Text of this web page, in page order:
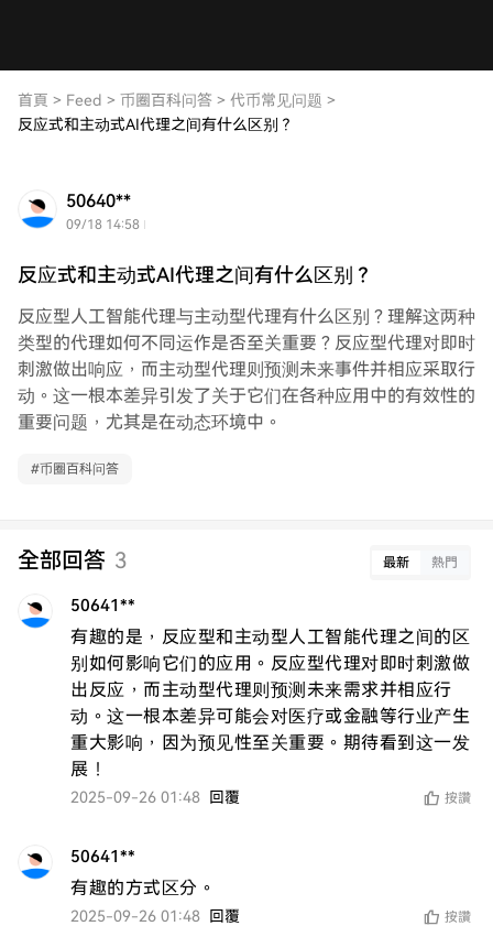
首頁 > Feed > 币圈百科问答 > 代币常见问题 >
反应式和主动式AI代理之间有什么区别？
50640**
09/18 14:58
反应式和主动式AI代理之间有什么区别？
反应型人工智能代理与主动型代理有什么区别？理解这两种
类型的代理如何不同运作是否至关重要？反应型代理对即时
刺激做出响应，而主动型代理则预测未来事件并相应采取行
动。这一根本差异引发了关于它们在各种应用中的有效性的
重要问题，尤其是在动态环境中。
#币圈百科问答
全部回答 3 最新 熱門
50641**
有趣的是，反应型和主动型人工智能代理之间的区
别如何影响它们的应用。反应型代理对即时刺激做
出反应，而主动型代理则预测未来需求并相应行
动。这一根本差异可能会对医疗或金融等行业产生
重大影响，因为预见性至关重要。期待看到这一发
展！
2025-09-26 01:48 回覆 按讚
50641**
有趣的方式区分。
2025-09-26 01:48 回覆 按讚